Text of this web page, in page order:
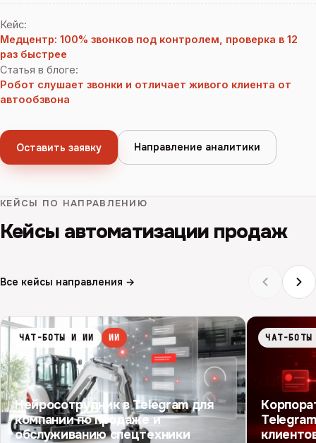
Кейс:
Медцентр: 100% звонков под контролем, проверка в 12
раз быстрее
Статья в блоге:
Робот слушает звонки и отличает живого клиента от
автообзвона
Оставить заявку Направление аналитики
КЕЙСЫ ПО НАПРАВЛЕНИЮ
Кейсы автоматизации продаж
Все кейсы направления →
ЧАТ-БОТЫ И ИИ ИИ
Нейросотрудник в Telegram для
компании по продаже и
обслуживанию спецтехники
ЧАТ-